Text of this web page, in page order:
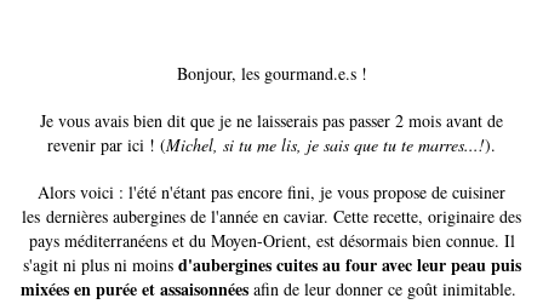
Bonjour, les gourmand.e.s !
Je vous avais bien dit que je ne laisserais pas passer 2 mois avant de
revenir par ici ! (Michel, si tu me lis, je sais que tu te marres...!).
Alors voici : l'été n'étant pas encore fini, je vous propose de cuisiner
les dernières aubergines de l'année en caviar. Cette recette, originaire des
pays méditerranéens et du Moyen-Orient, est désormais bien connue. Il
s'agit ni plus ni moins d'aubergines cuites au four avec leur peau puis
mixées en purée et assaisonnées afin de leur donner ce goût inimitable.